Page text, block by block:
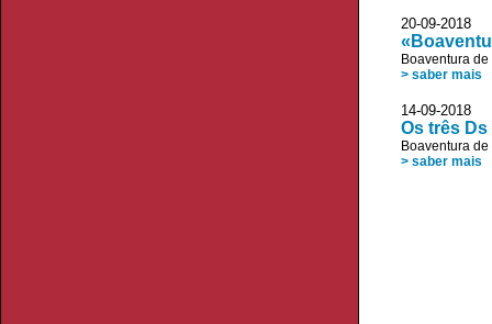
20-09-
Boaventura
> saber mais
14-09-2018
Os três
Boaventura
> saber mais